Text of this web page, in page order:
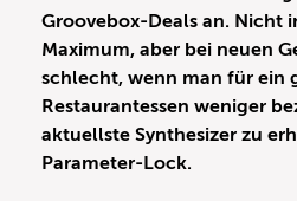
Groovebox-Deals an. Nicht
Maximum, aber bei neuen
schlecht, wenn man für ein
Restaurantessen weniger
aktuellste Synthesizer zu
Parameter-Lock.